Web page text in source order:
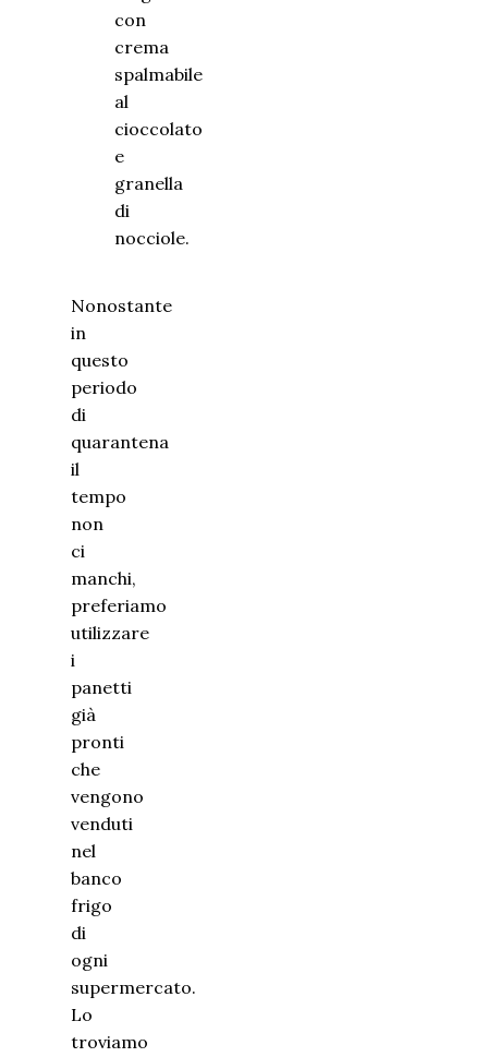
Nonostante
in
questo
periodo
di
quarantena
il
tempo
non
ci
manchi,
preferiamo
utilizzare
i
panetti
già
pronti
che
vengono
venduti
nel
banco
frigo
di
ogni
supermercato.
Lo
troviamo